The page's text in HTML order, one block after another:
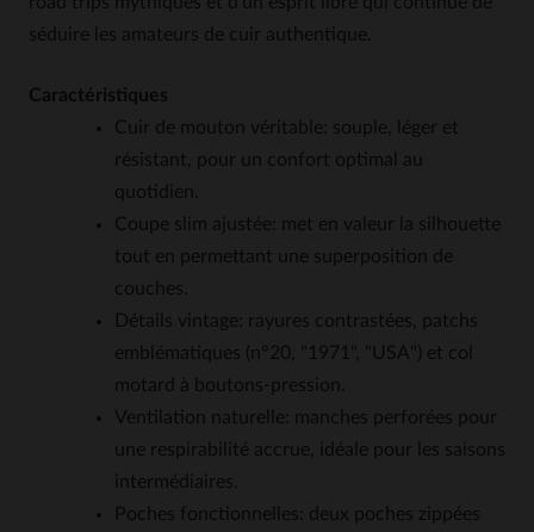
séduire les amateurs de cuir authentique.
Caractéristiques
Cuir de mouton véritable: souple, léger et
résistant, pour un confort optimal au
quotidien.
Coupe slim ajustée: met en valeur la silhouette
tout en permettant une superposition de
couches.
Détails vintage: rayures contrastées, patchs
emblématiques (n°20, "1971", "USA") et col
motard à boutons-pression.
Ventilation naturelle: manches perforées pour
une respirabilité accrue, idéale pour les saisons
intermédiaires.
Poches fonctionnelles: deux poches zippées